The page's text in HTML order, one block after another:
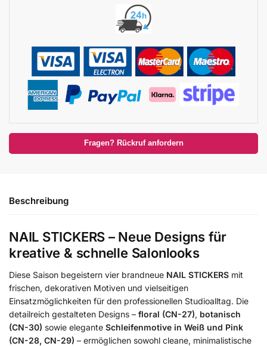
Fragen? Rückruf anfordern
Beschreibung
NAIL STICKERS – Neue Designs für
kreative & schnelle Salonlooks
Diese Saison begeistern vier brandneue NAIL STICKERS mit
frischen, dekorativen Motiven und vielseitigen
Einsatzmöglichkeiten für den professionellen Studioalltag. Die
detailreich gestalteten Designs – floral (CN-27), botanisch
(CN-30) sowie elegante Schleifenmotive in Weiß und Pink
(CN-28, CN-29) – ermöglichen sowohl cleane, minimalistische